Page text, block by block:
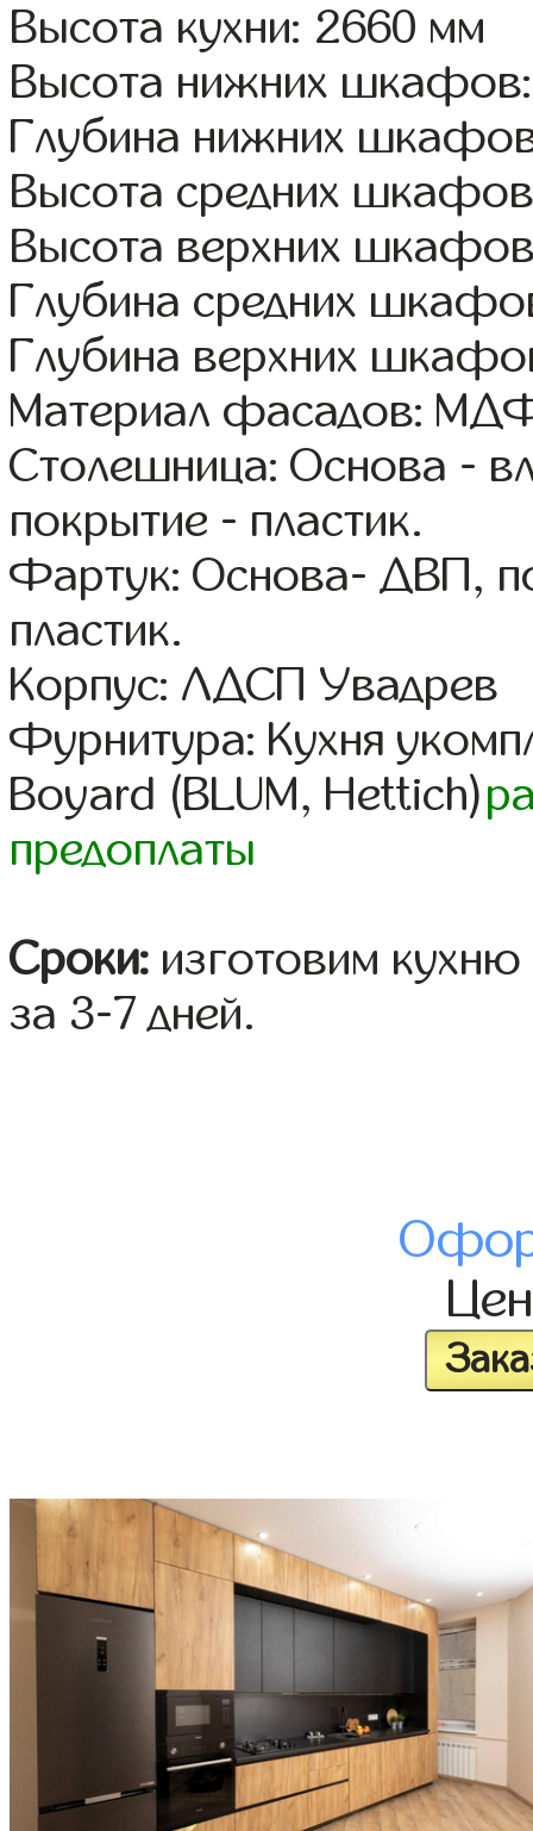
Высота кухни: 2660 мм
Высота нижних
Глубина нижних
Высота средних
Высота верхних
Глубина средних
Глубина верхних
Материал фасадов:
Столешница: Основа -
покрытие - пластик.
Фартук: Основа- ДВП,
пластик.
Корпус: ЛДСП Увадрев
Фурнитура: Кухня
Boyard (BLUM, Hettich)
предоплаты
Сроки: изготовим
за 3-7 дней.